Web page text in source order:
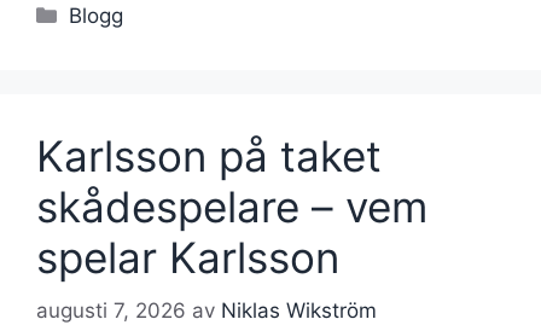
Kategorier
Blogg
Karlsson på taket
skådespelare – vem
spelar Karlsson
augusti 7, 2026 av Niklas Wikström